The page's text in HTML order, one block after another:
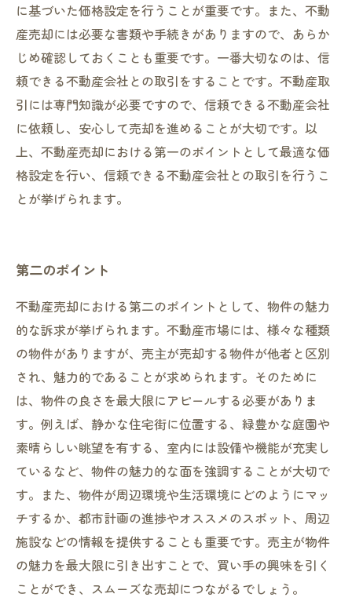
に基づいた価格設定を行うことが重要です。また、不動
産売却には必要な書類や手続きがありますので、あらか
じめ確認しておくことも重要です。一番大切なのは、信
頼できる不動産会社との取引をすることです。不動産取
引には専門知識が必要ですので、信頼できる不動産会社
に依頼し、安心して売却を進めることが大切です。以
上、不動産売却における第一のポイントとして最適な価
格設定を行い、信頼できる不動産会社との取引を行うこ
とが挙げられます。
第二のポイント
不動産売却における第二のポイントとして、物件の魅力
的な訴求が挙げられます。不動産市場には、様々な種類
の物件がありますが、売主が売却する物件が他者と区別
され、魅力的であることが求められます。そのために
は、物件の良さを最大限にアピールする必要がありま
す。例えば、静かな住宅街に位置する、緑豊かな庭園や
素晴らしい眺望を有する、室内には設備や機能が充実し
ているなど、物件の魅力的な面を強調することが大切で
す。また、物件が周辺環境や生活環境にどのようにマッ
チするか、都市計画の進捗やオススメのスポット、周辺
施設などの情報を提供することも重要です。売主が物件
の魅力を最大限に引き出すことで、買い手の興味を引く
ことができ、スムーズな売却につながるでしょう。